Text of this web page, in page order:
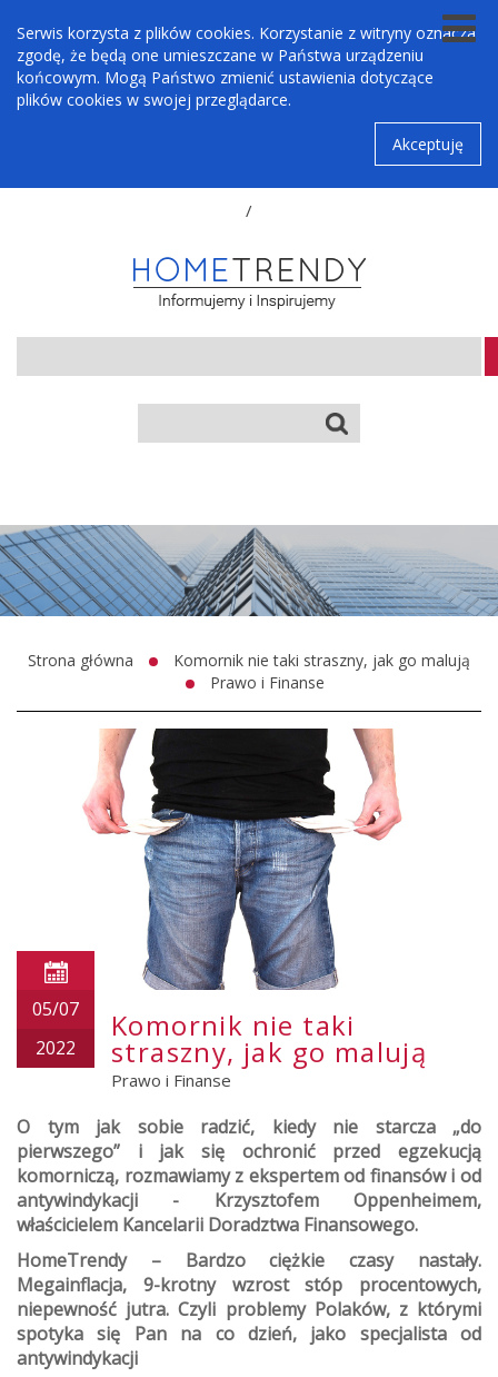
Serwis korzysta z plików cookies. Korzystanie z witryny oznacza
zgodę, że będą one umieszczane w Państwa urządzeniu
końcowym. Mogą Państwo zmienić ustawienia dotyczące
plików cookies w swojej przeglądarce.
Akceptuję
/
Strona główna
Komornik nie taki straszny, jak go malują
Prawo i Finanse
05/07
2022
Komornik nie taki
straszny, jak go malują
Prawo i Finanse
O tym jak sobie radzić, kiedy nie starcza „do
pierwszego” i jak się ochronić przed egzekucją
komorniczą, rozmawiamy z ekspertem od finansów i od
antywindykacji - Krzysztofem Oppenheimem,
właścicielem Kancelarii Doradztwa Finansowego.
HomeTrendy – Bardzo ciężkie czasy nastały.
Megainflacja, 9-krotny wzrost stóp procentowych,
niepewność jutra. Czyli problemy Polaków, z którymi
spotyka się Pan na co dzień, jako specjalista od
antywindykacji